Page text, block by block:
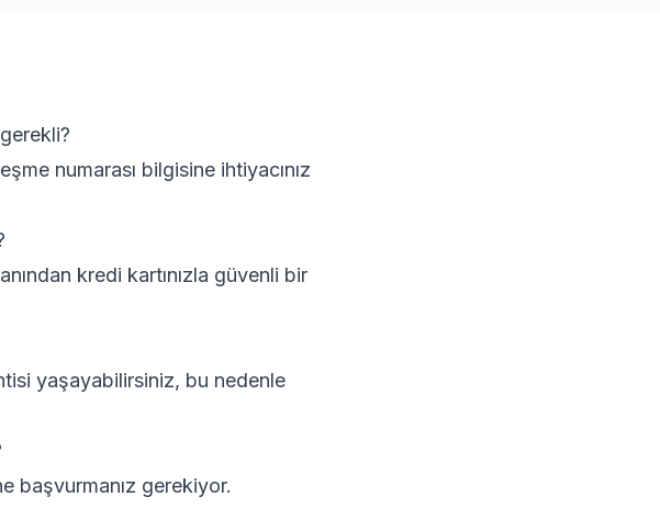
numarası bilgisine ihtiyacınız
kredi kartınızla güvenli bir
yaşayabilirsiniz, bu nedenle
başvurmanız gerekiyor.